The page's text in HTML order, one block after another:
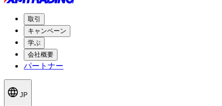
取引
キャンペーン
学ぶ
会社概要
パートナー
JP